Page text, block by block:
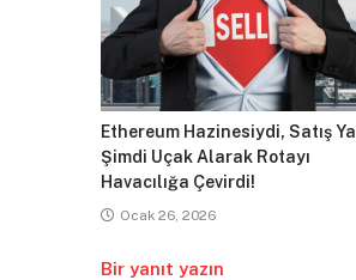
Ethereum Hazinesiydi, Satış
Şimdi Uçak Alarak Rotayı
Havacılığa Çevirdi!
Ocak 26, 2026
Bir yanıt yazın